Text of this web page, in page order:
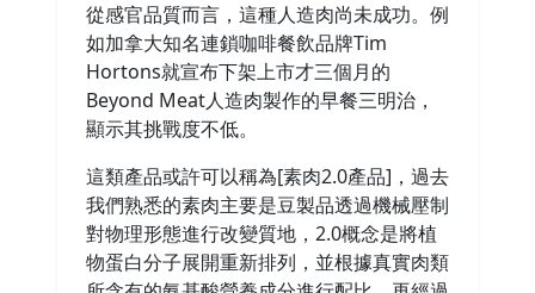
從感官品質而言，這種人造肉尚未成功。例
如加拿大知名連鎖咖啡餐飲品牌Tim
Hortons就宣布下架上市才三個月的
Beyond Meat人造肉製作的早餐三明治，
顯示其挑戰度不低。
這類產品或許可以稱為[素肉2.0產品]，過去
我們熟悉的素肉主要是豆製品透過機械壓制
對物理形態進行改變質地，2.0概念是將植
物蛋白分子展開重新排列，並根據真實肉類